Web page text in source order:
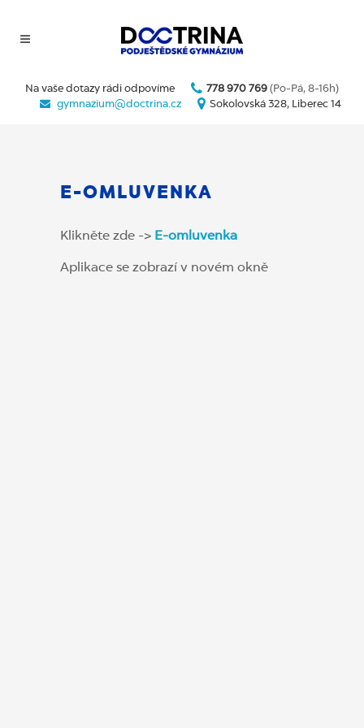
Na vaše dotazy rádi odpovíme 778 970 769 (Po-Pá, 8-16h)
gymnazium@doctrina.cz
Sokolovská 328, Liberec 14
E-OMLUVENKA
Klikněte zde -> E-omluvenka
Aplikace se zobrazí v novém okně